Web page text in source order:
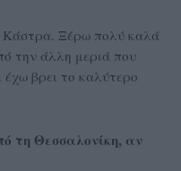
Κάστρα. Ξέρω πολύ καλά
την άλλη μεριά που
έχω βρει το καλύτερο
τη Θεσσαλονίκη, αν